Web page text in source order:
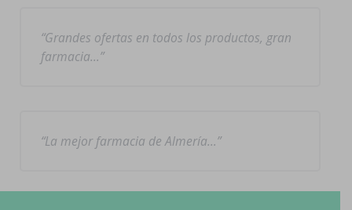
Grandes ofertas en todos los productos, gran
farmacia…
La mejor farmacia de Almería…